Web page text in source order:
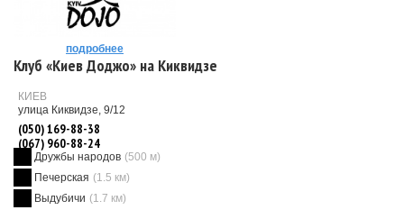
подробнее
Клуб «Киев Доджо» на Киквидзе
КИЕВ
улица Киквидзе, 9/12
(050) 169-88-38
(067) 960-88-24
Дружбы народов (500 м)
Печерская (1.5 км)
Выдубичи (1.7 км)